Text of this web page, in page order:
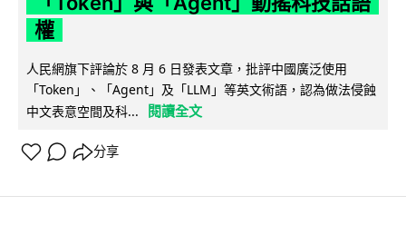
權
人民網旗下評論於 8 月 6 日發表文章，批評中國廣泛使用
「Token」、「Agent」及「LLM」等英文術語，認為做法侵蝕
中文表意空間及科...
閱讀全文
分享